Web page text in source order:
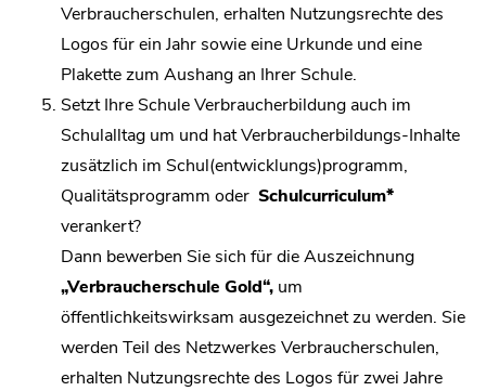
Verbraucherschulen, erhalten Nutzungsrechte des
Logos für ein Jahr sowie eine Urkunde und eine
Plakette zum Aushang an Ihrer Schule.
Setzt Ihre Schule Verbraucherbildung auch im
Schulalltag um und hat Verbraucherbildungs-Inhalte
zusätzlich im Schul(entwicklungs)programm,
Qualitätsprogramm oder Schulcurriculum*
verankert?
Dann bewerben Sie sich für die Auszeichnung
„Verbraucherschule Gold“, um
öffentlichkeitswirksam ausgezeichnet zu werden. Sie
werden Teil des Netzwerkes Verbraucherschulen,
erhalten Nutzungsrechte des Logos für zwei Jahre